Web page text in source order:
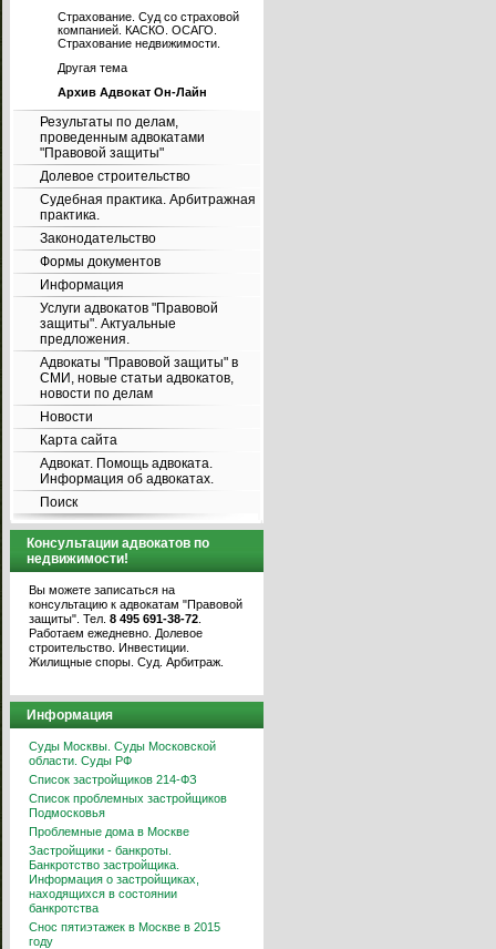
Страхование. Суд со страховой
компанией. КАСКО. ОСАГО.
Страхование недвижимости.
Другая тема
Архив Адвокат Он-Лайн
Результаты по делам,
проведенным адвокатами
"Правовой защиты"
Долевое строительство
Судебная практика. Арбитражная
практика.
Законодательство
Формы документов
Информация
Услуги адвокатов "Правовой
защиты". Актуальные
предложения.
Адвокаты "Правовой защиты" в
СМИ, новые статьи адвокатов,
новости по делам
Новости
Карта сайта
Адвокат. Помощь адвоката.
Информация об адвокатах.
Поиск
Консультации адвокатов по
недвижимости!
Вы можете записаться на
консультацию к адвокатам "Правовой
защиты". Тел. 8 495 691-38-72
Работаем ежедневно. Долевое
строительство. Инвестиции.
Жилищные споры. Суд. Арбитраж.
Информация
Суды Москвы. Суды Московской
области. Суды РФ
Список застройщиков 214-ФЗ
Список проблемных застройщиков
Подмосковья
Проблемные дома в Москве
Застройщики - банкроты.
Банкротство застройщика.
Информация о застройщиках,
находящихся в состоянии
банкротства
Снос пятиэтажек в Москве в 2015
году